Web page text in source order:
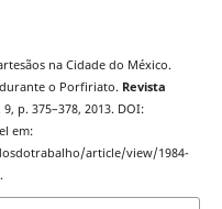
na Cidade do México.
o Porfiriato. Revista
p. 375–378, 2013. DOI:
em:
article/view/1984-